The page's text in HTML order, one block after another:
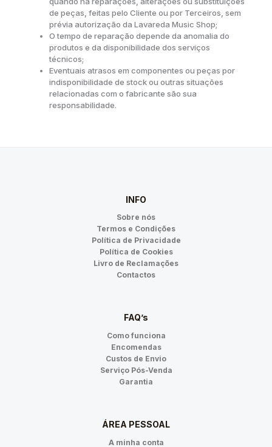
de peças, feitas pelo Cliente ou por Terceiros, sem
prévia autorização da Lavareda Music Shop;
O tempo de reparação depende da anomalia do
produtos e da disponibilidade dos serviços
técnicos;
Eventuais atrasos em componentes ou peças por
indisponibilidade de stock ou outras situações
relacionadas com o fabricante são sua
responsabilidade.
INFO
Sobre nós
Termos e Condições
Política de Privacidade
Política de Cookies
Livro de Reclamações
Contactos
FAQ’s
Como funciona
Encomendas
Custos de Envio
Serviço Pós-Venda
Garantia
ÁREA PESSOAL
A minha conta